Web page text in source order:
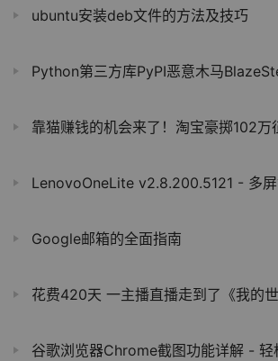
ubuntu安装deb文件的方法及技巧
Python第三方库PyPI恶意木马BlazeStealer感染
靠猫赚钱的机会来了！淘宝豪掷102万征集代
LenovoOneLite v2.8.200.5121 - 多
Google邮箱的全面指南
花费420天 一主播直播走到了《我的
谷歌浏览器Chrome截图功能详解 - 轻松实现